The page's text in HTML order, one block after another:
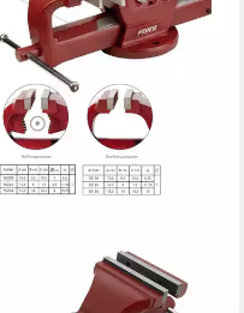
Schraubstock Schraubstock
mit Vierkant-Führung 125